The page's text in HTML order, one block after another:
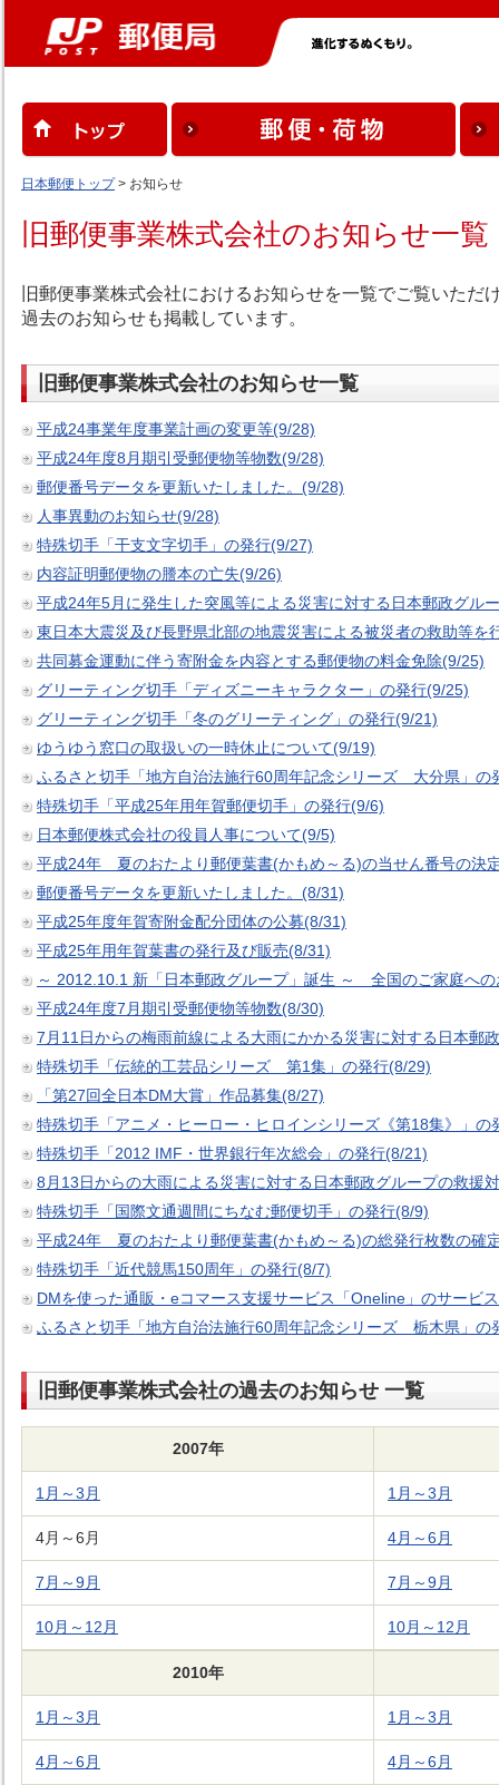
日本郵便トップ> お知らせ
旧郵便事業株式会社のお知らせ一覧
旧郵便事業株式会社におけるお知らせを一覧でご覧いただ
過去のお知らせも掲載しています。
旧郵便事業株式会社のお知らせ一覧
平成24事業年度事業計画の変更等(9/28)
平成24年度8月期引受郵便物等物数(9/28)
郵便番号データを更新いたしました。(9/28)
人事異動のお知らせ(9/28)
特殊切手「干支文字切手」の発行(9/27)
内容証明郵便物の謄本の亡失(9/26)
平成24年5月に発生した突風等による災害に対する日本郵政グル
東日本大震災及び長野県北部の地震災害による被災者の救助等
共同募金運動に伴う寄附金を内容とする郵便物の料金免除(9/25)
グリーティング切手「ディズニーキャラクター」の発行(9/25)
グリーティング切手「冬のグリーティング」の発行(9/21)
ゆうゆう窓口の取扱いの一時休止について(9/19)
ふるさと切手「地方自治法施行60周年記念シリーズ 大分県」の
特殊切手「平成25年用年賀郵便切手」の発行(9/6)
日本郵便株式会社の役員人事について(9/5)
平成24年 夏のおたより郵便葉書(かもめ～る)の当せん番号の決
郵便番号データを更新いたしました。(8/31)
平成25年度年賀寄附金配分団体の公募(8/31)
平成25年用年賀葉書の発行及び販売(8/31)
～ 2012.10.1 新「日本郵政グループ」誕生 ～ 全国のご家庭へ
平成24年度7月期引受郵便物等物数(8/30)
7月11日からの梅雨前線による大雨にかかる災害に対する日本郵
特殊切手「伝統的工芸品シリーズ 第1集」の発行(8/29)
「第27回全日本DM大賞」作品募集(8/27)
特殊切手「アニメ・ヒーロー・ヒロインシリーズ《第18集》」の
特殊切手「2012 IMF・世界銀行年次総会」の発行(8/21)
8月13日からの大雨による災害に対する日本郵政グループの救援
特殊切手「国際文通週間にちなむ郵便切手」の発行(8/9)
平成24年 夏のおたより郵便葉書(かもめ～る)の総発行枚数の確
特殊切手「近代競馬150周年」の発行(8/7)
DMを使った通販・eコマース支援サービス「Oneline」のサービ
ふるさと切手「地方自治法施行60周年記念シリーズ 栃木県」の
旧郵便事業株式会社の過去のお知らせ 一覧
2007年
1月～3月 1月～3月
4月～6月 4月～6月
7月～9月 7月～9月
10月～12月 10月～12月
2010年
1月～3月 1月～3月
4月～6月 4月～6月